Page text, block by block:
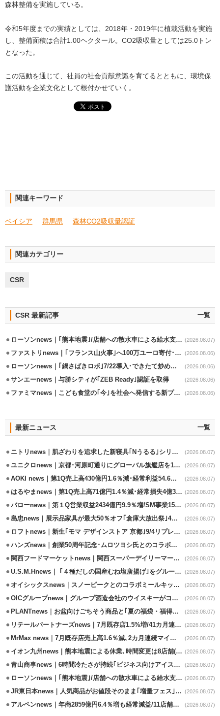
森林整備を実施している。
令和5年度までの実績としては、2018年・2019年に植栽活動を実施
し、整備面積は合計1.00ヘクタール。CO2吸収量としては25.0トン
となった。
この活動を通じて、社員の社会貢献意識を育てるとともに、環境保
護活動を企業文化として根付かせていく。
関連キーワード
ベイシア 群馬県 森林CO2吸収量認証
関連カテゴリー
CSR
CSR 最新記事 一覧
ローソンnews｜｢熊本地震｣/店舗への散水車による給水支援を開始 (2026.08.07)
ファストリnews｜｢フランス山火事｣へ100万ユーロ寄付･衣料5万点も提供 (2026.08.06)
ローソンnews｜｢鍋さばきロボ｣7/22導入･できたて炒めメニューを提供 (2026.08.06)
サンエーnews｜与勝シティが｢ZEB Ready｣認証を取得 (2026.08.06)
ファミマnews｜こども食堂の｢今｣を社会へ発信する新プロジェクト始動 (2026.08.06)
最新ニュース 一覧
ニトリnews｜肌ざわりを追求した新寝具｢Nうるる｣シリーズを発売 (2026.08.07)
ユニクロnews｜京都･河原町通りにグローバル旗艦店を11/6開設 (2026.08.07)
AOKI news｜第1Q売上高430億円1.6％減･経常利益54.6％減 (2026.08.07)
はるやまnews｜第1Q売上高71億円1.4％減･経常損失4億3800万円 (2026.08.07)
バローnews｜第１Q営業収益2434億円9.9％増/SM事業15.5％増と絶好調 (2026.08.07)
島忠news｜展示品家具が最大50％オフ｢倉庫大放出祭｣4店舗限定で開催 (2026.08.07)
ロフトnews｜新生｢モマ デザインストア 京都｣9/4リプレイスオープン (2026.08.07)
ハンズnews｜創業50周年記念･ムロツヨシ氏とのコラボ企画｢ムロハンズ｣開催 (2026.08.07)
関西フードマーケットnews｜関西スーパーデイリーマート蒲生店8/7改装 (2026.08.07)
U.S.M.Hnews｜ ｢４種だしの国産むね塩唐揚げ｣をグループ610店で共同販促 (2026.08.07)
オイシックスnews｜スノーピークとのコラボミールキット8/13発売 (2026.08.07)
OICグループnews｜グループ酒造会社のウイスキーがコンペティション受賞 (2026.08.07)
PLANTnews｜お盆向けごちそう商品と｢夏の福袋・福得カート｣8/8から開催 (2026.08.07)
リテールパートナーズnews｜7月既存店1.5%増/41カ月連続増 (2026.08.07)
MrMax news｜7月既存店売上高1.6％減､2カ月連続マイナス (2026.08.07)
イオン九州news｜熊本地震による休業､時間変更は8店舗(8/7時点) (2026.08.07)
青山商事news｜6時間冷たさが持続｢ビジネス向けアイスベスト｣発売 (2026.08.07)
ローソンnews｜｢熊本地震｣/店舗への散水車による給水支援を開始 (2026.08.07)
JR東日本news｜人気商品がお値段そのまま｢増量フェス｣8/18から開催 (2026.08.07)
アルペンnews｜年商2859億円6.4％増も経常減益/11店舗出店､4店閉鎖 (2026.08.07)